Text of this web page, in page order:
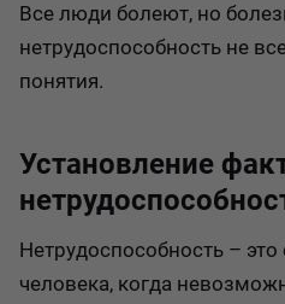
Все люди болеют, но
нетрудоспособность не
понятия.
Установление
Нетрудоспособность –
человека, когда